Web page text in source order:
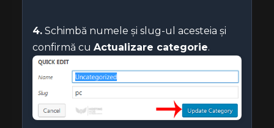
4. Schimbă numele și slug-ul acesteia și
confirmă cu Actualizare categorie.